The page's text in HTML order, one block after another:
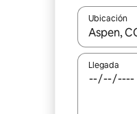
Ubicación
Cuando
Llegada